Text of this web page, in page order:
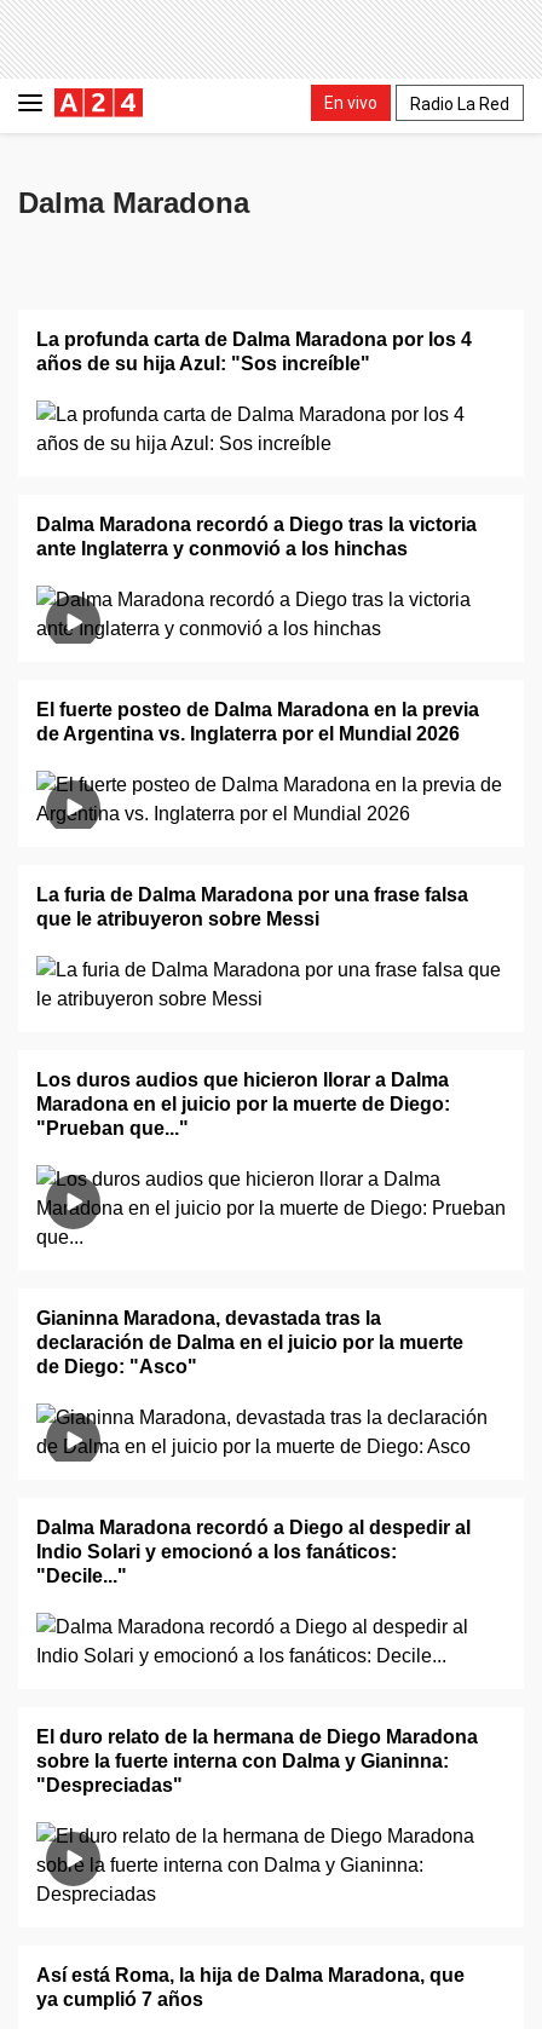
En vivo Radio La Red
Dalma Maradona
La profunda carta de Dalma Maradona por los 4
años de su hija Azul: "Sos increíble"
Dalma Maradona recordó a Diego tras la victoria
ante Inglaterra y conmovió a los hinchas
El fuerte posteo de Dalma Maradona en la previa
de Argentina vs. Inglaterra por el Mundial 2026
La furia de Dalma Maradona por una frase falsa
que le atribuyeron sobre Messi
Los duros audios que hicieron llorar a Dalma
Maradona en el juicio por la muerte de Diego:
"Prueban que..."
Gianinna Maradona, devastada tras la
declaración de Dalma en el juicio por la muerte
de Diego: "Asco"
Dalma Maradona recordó a Diego al despedir al
Indio Solari y emocionó a los fanáticos:
"Decile..."
El duro relato de la hermana de Diego Maradona
sobre la fuerte interna con Dalma y Gianinna:
"Despreciadas"
Así está Roma, la hija de Dalma Maradona, que
ya cumplió 7 años